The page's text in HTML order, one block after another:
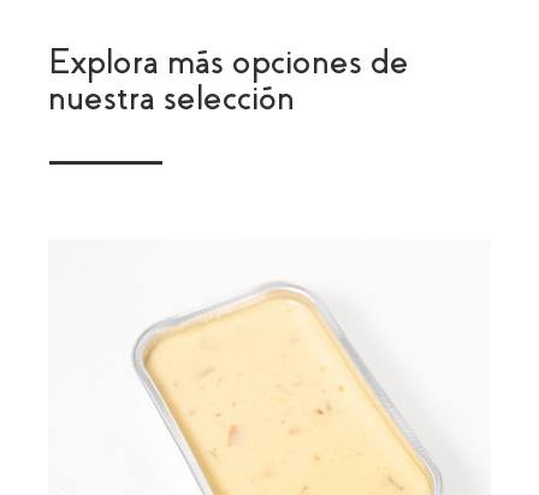
Explora más opciones de
nuestra selección